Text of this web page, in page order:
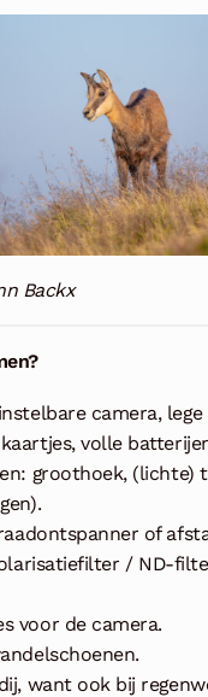
Backx
camera, lege
volle
groothoek, (lichte)
of
/ ND-
voor de camera.
want ook bij